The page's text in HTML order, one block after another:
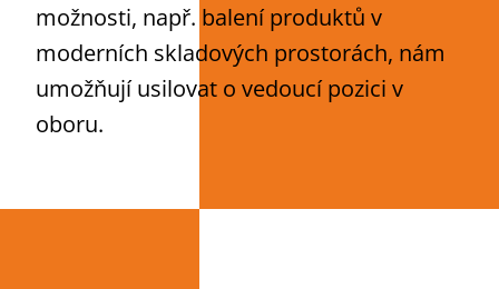
možnosti, např. balení produktů v
moderních skladových prostorách, nám
umožňují usilovat o vedoucí pozici v
oboru.